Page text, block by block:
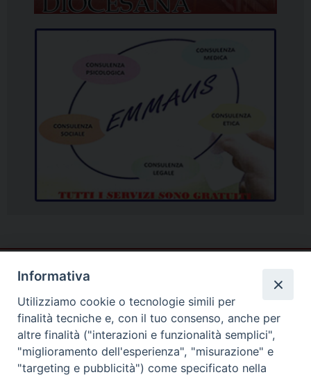
Informativa
Utilizziamo cookie o tecnologie simili per
finalità tecniche e, con il tuo consenso, anche per
altre finalità ("interazioni e funzionalità semplici",
"miglioramento dell'esperienza", "misurazione" e
"targeting e pubblicità") come specificato nella